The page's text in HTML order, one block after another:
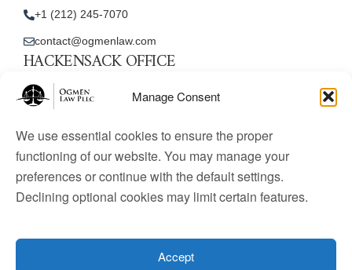
Manage Consent
We use essential cookies to ensure the proper
functioning of our website. You may manage your
preferences or continue with the default settings.
Declining optional cookies may limit certain features.
Accept
+1 (212) 245-7070
contact@ogmenlaw.com
HACKENSACK OFFICE
New Jersey Office
contact@ogmenlaw.com
content is for informational purposes only and does not